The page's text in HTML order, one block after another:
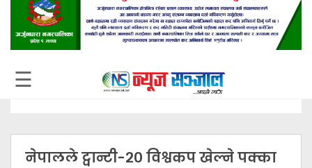
☰
नेपालले ट्वान्टी-२० विश्वकप खेल्ने पक्का
समाज
विचार
शिक्षा